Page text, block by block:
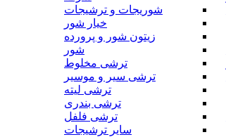
شوریجات و ترشیجات
خیار شور
زیتون شور و پرورده
شور
ترشی مخلوط
ترشی سیر و موسیر
ترشی لیته
ترشی بندری
ترشی فلفل
سایر ترشیجات